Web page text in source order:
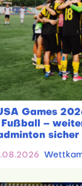
Games
–
sicher